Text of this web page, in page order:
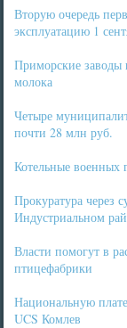
Вторую очередь
эксплуатацию 1
Приморские заводы
молока
Четыре
почти 28 млн руб.
Котельные военных
Прокуратура через
Индустриальном
Власти помогут в
птицефабрики
Национальную
UCS Комлев